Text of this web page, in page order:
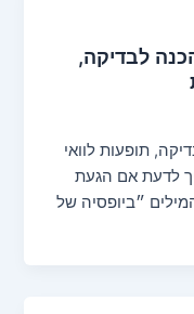
לבדיקה,
תופעות לוואי
לדעת אם הגעת
״ביופסיה של